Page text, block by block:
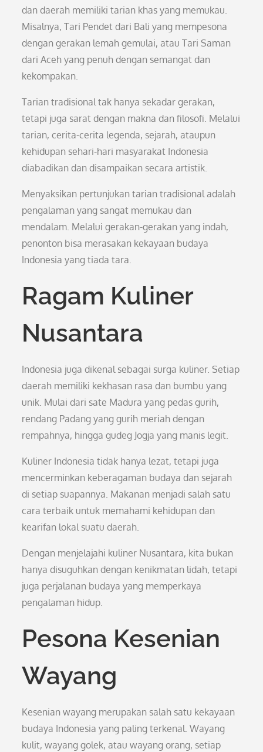
dan daerah memiliki tarian khas yang memukau.
Misalnya, Tari Pendet dari Bali yang mempesona
dengan gerakan lemah gemulai, atau Tari Saman
dari Aceh yang penuh dengan semangat dan
kekompakan.
Tarian tradisional tak hanya sekadar gerakan,
tetapi juga sarat dengan makna dan filosofi. Melalui
tarian, cerita-cerita legenda, sejarah, ataupun
kehidupan sehari-hari masyarakat Indonesia
diabadikan dan disampaikan secara artistik.
Menyaksikan pertunjukan tarian tradisional adalah
pengalaman yang sangat memukau dan
mendalam. Melalui gerakan-gerakan yang indah,
penonton bisa merasakan kekayaan budaya
Indonesia yang tiada tara.
Ragam Kuliner
Nusantara
Indonesia juga dikenal sebagai surga kuliner. Setiap
daerah memiliki kekhasan rasa dan bumbu yang
unik. Mulai dari sate Madura yang pedas gurih,
rendang Padang yang gurih meriah dengan
rempahnya, hingga gudeg Jogja yang manis legit.
Kuliner Indonesia tidak hanya lezat, tetapi juga
mencerminkan keberagaman budaya dan sejarah
di setiap suapannya. Makanan menjadi salah satu
cara terbaik untuk memahami kehidupan dan
kearifan lokal suatu daerah.
Dengan menjelajahi kuliner Nusantara, kita bukan
hanya disuguhkan dengan kenikmatan lidah, tetapi
juga perjalanan budaya yang memperkaya
pengalaman hidup.
Pesona Kesenian
Wayang
Kesenian wayang merupakan salah satu kekayaan
budaya Indonesia yang paling terkenal. Wayang
kulit, wayang golek, atau wayang orang, setiap